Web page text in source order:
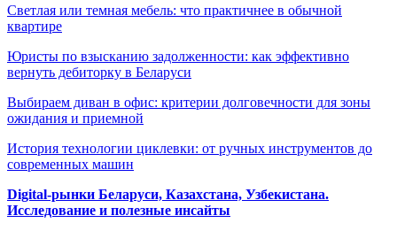
Светлая или темная мебель: что практичнее в обычной
квартире
Юристы по взысканию задолженности: как эффективно
вернуть дебиторку в Беларуси
Выбираем диван в офис: критерии долговечности для зоны
ожидания и приемной
История технологии циклевки: от ручных инструментов до
современных машин
Digital-рынки Беларуси, Казахстана, Узбекистана.
Исследование и полезные инсайты